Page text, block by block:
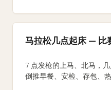
马拉松几点起床 — 比
7 点发枪的上马、北马，
倒推早餐、安检、存包、